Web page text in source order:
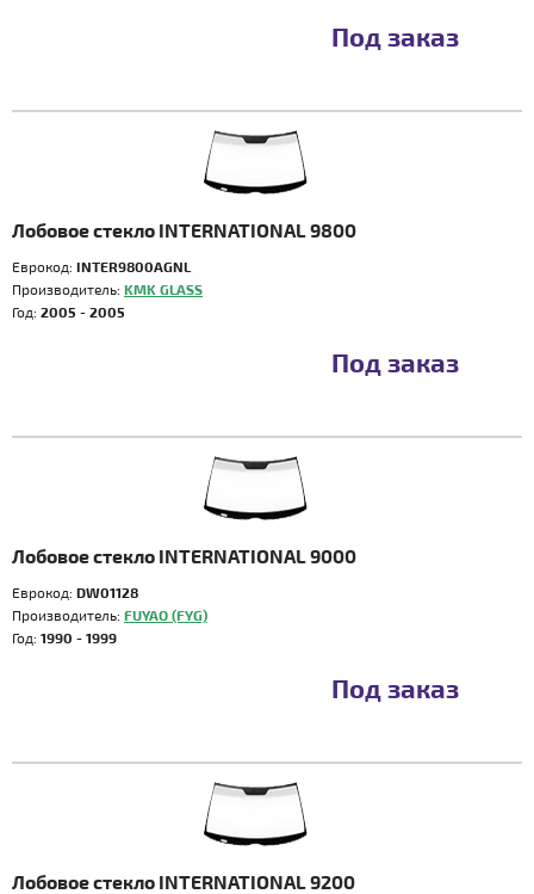
Под заказ
Лобовое стекло INTERNATIONAL 9800
Еврокод: INTER9800AGNL
Производитель: KMK GLASS
Год: 2005 - 2005
Под заказ
Лобовое стекло INTERNATIONAL 9000
Еврокод: DW01128
Производитель: FUYAO (FYG)
Год: 1990 - 1999
Под заказ
Лобовое стекло INTERNATIONAL 9200